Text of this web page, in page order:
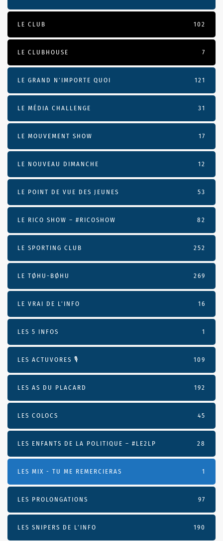
LE CLUB 102
LE CLUBHOUSE 7
LE GRAND N’IMPORTE QUOI 121
LE MÉDIA CHALLENGE 31
LE MOUVEMENT SHOW 17
LE NOUVEAU DIMANCHE 12
LE POINT DE VUE DES JEUNES 53
LE RICO SHOW – #RICOSHOW 82
LE SPORTING CLUB 252
LE TØHU-BØHU 269
LE VRAI DE L’INFO 16
LES 5 INFOS 1
LES ACTUVORES 🎙 109
LES AS DU PLACARD 192
LES COLOCS 45
LES ENFANTS DE LA POLITIQUE – #LE2LP 28
LES MIX - TU ME REMERCIERAS 1
LES PROLONGATIONS 97
LES SNIPERS DE L’INFO 190